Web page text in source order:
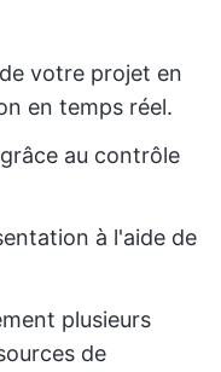
votre projet en
en temps réel.
au contrôle
à l'aide de
plusieurs
de